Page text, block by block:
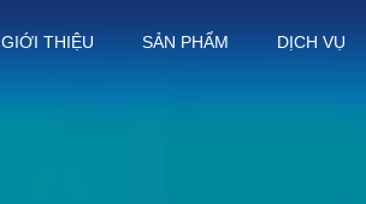
GIỚI THIỆU SẢN PHẨM DỊCH VỤ